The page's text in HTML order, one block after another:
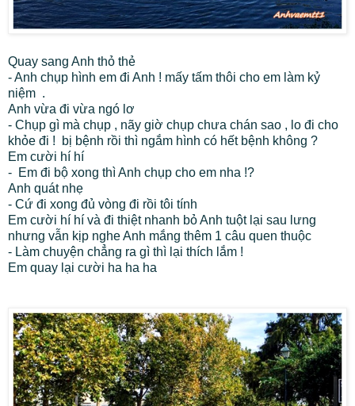
Quay sang Anh thỏ thẻ
- Anh chụp hình em đi Anh ! mấy tấm thôi cho em làm kỷ
niệm .
Anh vừa đi vừa ngó lơ
- Chụp gì mà chụp , nãy giờ chụp chưa chán sao , lo đi cho
khỏe đi ! bị bệnh rồi thì ngắm hình có hết bệnh không ?
Em cười hí hí
- Em đi bộ xong thì Anh chụp cho em nha !?
Anh quát nhẹ
- Cứ đi xong đủ vòng đi rồi tôi tính
Em cười hí hí và đi thiệt nhanh bỏ Anh tuột lại sau lưng
nhưng vẫn kịp nghe Anh mắng thêm 1 câu quen thuộc
- Làm chuyện chẳng ra gì thì lại thích lắm !
Em quay lại cười ha ha ha